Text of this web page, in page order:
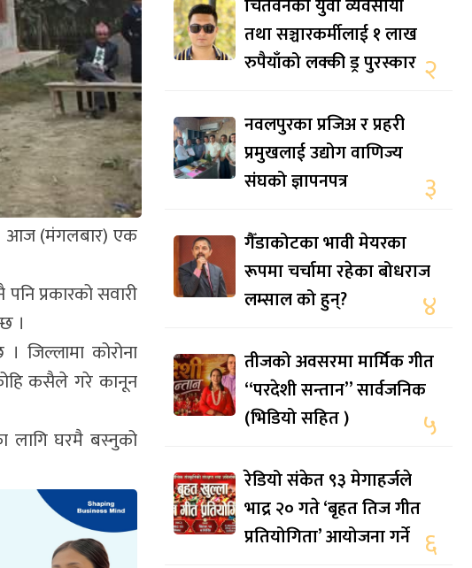
। आज (मंगलबार) एक
प्रकारको सवारी
।
जिल्लामा कोरोना
कसैले गरे कानून
लागि घरमै बस्नुको
चितवनका युवा व्यवसायी
तथा सञ्चारकर्मीलाई १ लाख
रुपैयाँको लक्की ड्र पुरस्कार २
नवलपुरका प्रजिअ र प्रहरी
प्रमुखलाई उद्योग वाणिज्य
संघको ज्ञापनपत्र
३
गैँडाकोटका भावी मेयरका
रूपमा चर्चामा रहेका बोधराज
लम्साल को हुन्?
४
तीजको अवसरमा मार्मिक गीत
“परदेशी सन्तान” सार्वजनिक
(भिडियो सहित )
५
रेडियो संकेत ९३ मेगाहर्जले
भाद्र २० गते ‘बृहत तिज गीत
प्रतियोगिता’ आयोजना गर्ने ६